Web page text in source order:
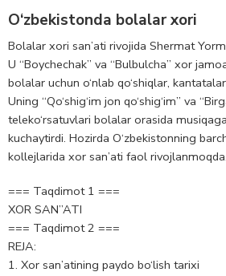
O‘zbekistonda bolalar xori
Bolalar xori san’ati rivojida Shermat
U “Boychechak” va “Bulbulcha” xor
bolalar uchun o‘nlab qo‘shiqlar,
Uning “Qo‘shig‘im jon qo‘shig‘im” va
teleko‘rsatuvlari bolalar orasida
kuchaytirdi. Hozirda O‘zbekistonning
kollejlarida xor san’ati faol rivojlanmoqda.
=== Taqdimot 1 ===
XOR SAN’’ATI
=== Taqdimot 2 ===
REJA:
1. Xor san’atining paydo bo‘lish tarixi